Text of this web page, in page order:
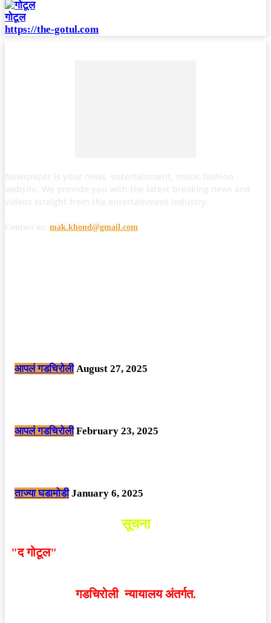
गोटूल
https://the-gotul.com
mak.khond@gmail.com
आपलं गडचिरोली August 27, 2025
आपलं गडचिरोली February 23, 2025
ताज्या घडामोडी January 6, 2025
सूचना
"द गोटूल"
गडचिरोली न्यायालय अंतर्गत.